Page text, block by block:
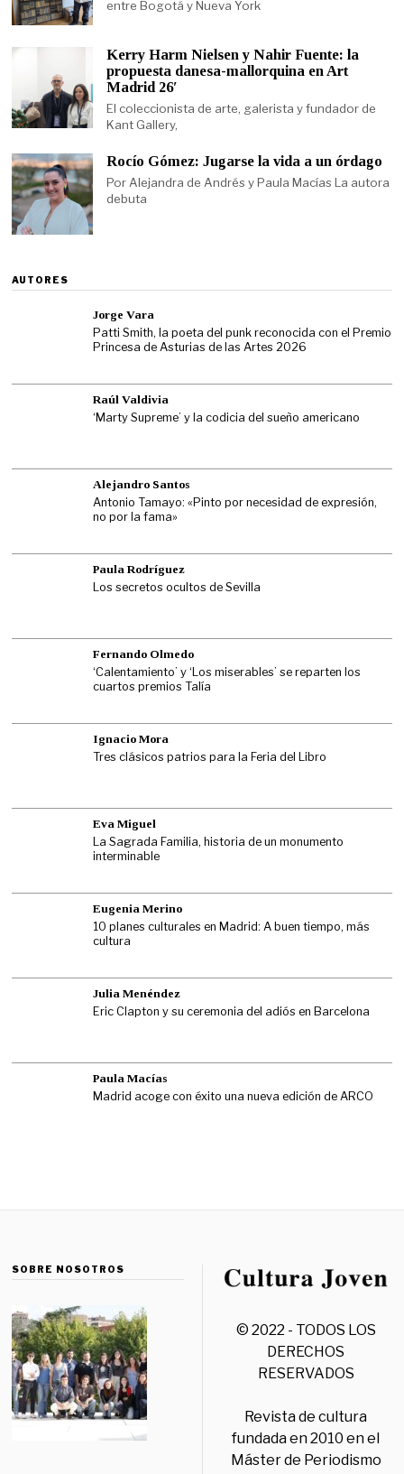
entre Bogotá y Nueva York
Kerry Harm Nielsen y Nahir Fuente: la
propuesta danesa-mallorquina en Art
Madrid 26′
El coleccionista de arte, galerista y fundador de
Kant Gallery,
Rocío Gómez: Jugarse la vida a un órdago
Por Alejandra de Andrés y Paula Macías La autora
debuta
AUTORES
Jorge Vara
Patti Smith, la poeta del punk reconocida con el Premio
Princesa de Asturias de las Artes 2026
Raúl Valdivia
‘Marty Supreme’ y la codicia del sueño americano
Alejandro Santos
Antonio Tamayo: «Pinto por necesidad de expresión,
no por la fama»
Paula Rodríguez
Los secretos ocultos de Sevilla
Fernando Olmedo
‘Calentamiento’ y ‘Los miserables’ se reparten los
cuartos premios Talía
Ignacio Mora
Tres clásicos patrios para la Feria del Libro
Eva Miguel
La Sagrada Familia, historia de un monumento
interminable
Eugenia Merino
10 planes culturales en Madrid: A buen tiempo, más
cultura
Julia Menéndez
Eric Clapton y su ceremonia del adiós en Barcelona
Paula Macías
Madrid acoge con éxito una nueva edición de ARCO
SOBRE NOSOTROS
© 2022 - TODOS LOS
DERECHOS
RESERVADOS
Revista de cultura
fundada en 2010 en el
Máster de Periodismo